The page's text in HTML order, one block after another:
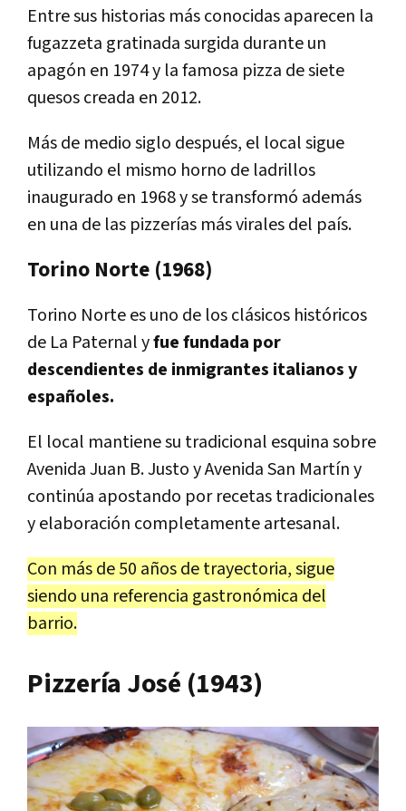
Entre sus historias más conocidas aparecen la
fugazzeta gratinada surgida durante un
apagón en 1974 y la famosa pizza de siete
quesos creada en 2012.
Más de medio siglo después, el local sigue
utilizando el mismo horno de ladrillos
inaugurado en 1968 y se transformó además
en una de las pizzerías más virales del país.
Torino Norte (1968)
Torino Norte es uno de los clásicos históricos
de La Paternal yfue fundada por
descendientes de inmigrantes italianos y
españoles.
El local mantiene su tradicional esquina sobre
Avenida Juan B. Justo y Avenida San Martín y
continúa apostando por recetas tradicionales
y elaboración completamente artesanal.
Con más de 50 años de trayectoria, sigue
siendo una referencia gastronómica del
barrio.
Pizzería José (1943)